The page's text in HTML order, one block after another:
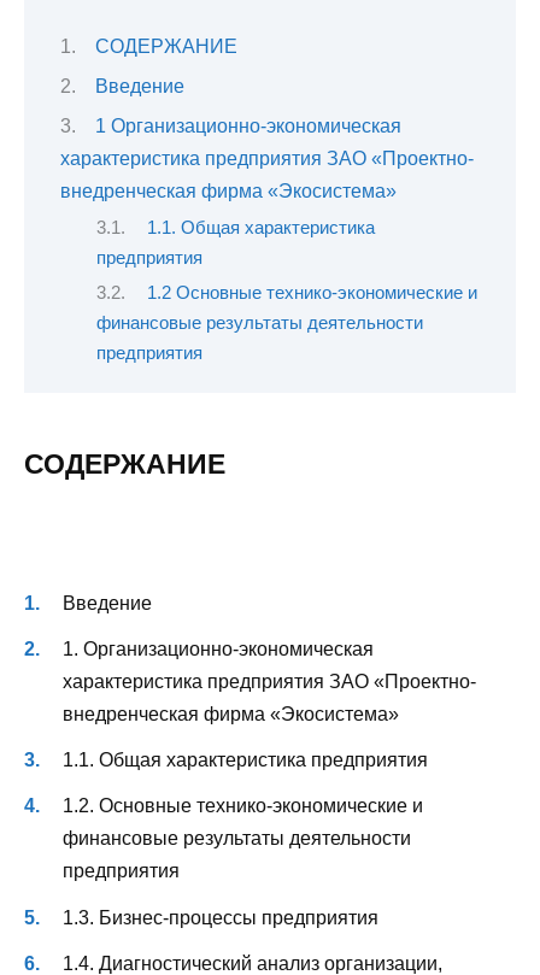
СОДЕРЖАНИЕ
Введение
1 Организационно-экономическая
характеристика предприятия ЗАО «Проектно-
внедренческая фирма «Экосистема»
1.1. Общая характеристика
предприятия
1.2 Основные технико-экономические и
финансовые результаты деятельности
предприятия
СОДЕРЖАНИЕ
Введение
1. Организационно-экономическая
характеристика предприятия ЗАО «Проектно-
внедренческая фирма «Экосистема»
1.1. Общая характеристика предприятия
1.2. Основные технико-экономические и
финансовые результаты деятельности
предприятия
1.3. Бизнес-процессы предприятия
1.4. Диагностический анализ организации,